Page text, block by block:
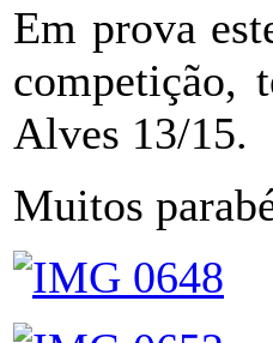
Em prova
competição,
Alves 13/15.
Muitos